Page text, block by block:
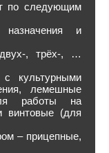
по следующим
и
, трёх-, …
культурными
лемешные
работы на
винтовые (для
– прицепные,